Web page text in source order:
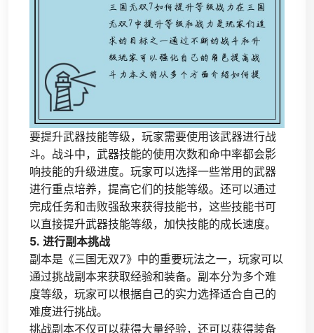
要提升武器技能等级，玩家需要使用该武器进行战
斗。战斗中，武器技能的使用次数和命中率都会影
响技能的升级进度。玩家可以选择一些常用的武器
进行重点培养，提高它们的技能等级。还可以通过
完成任务和击败强敌来获得技能书，这些技能书可
以直接提升武器技能等级，加快技能的成长速度。
5. 进行副本挑战
副本是《三国无双7》中的重要玩法之一，玩家可以
通过挑战副本来获取经验和装备。副本分为多个难
度等级，玩家可以根据自己的实力选择适合自己的
难度进行挑战。
挑战副本不仅可以获得大量经验，还可以获得装备